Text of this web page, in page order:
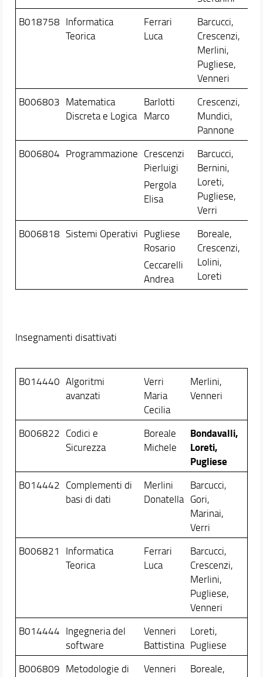
B018758 Informatica
Teorica
Ferrari
Luca
Barcucci,
Crescenzi,
Merlini,
Pugliese,
Venneri
B006803 Matematica
Discreta e Logica
Barlotti
Marco
Crescenzi,
Mundici,
Pannone
B006804 Programmazione Crescenzi
Pierluigi
Pergola
Elisa
Barcucci,
Bernini,
Loreti,
Pugliese,
Verri
B006818 Sistemi Operativi Pugliese
Rosario
Ceccarelli
Andrea
Boreale,
Crescenzi,
Lolini,
Loreti
Insegnamenti disattivati
B014440 Algoritmi
avanzati
Verri
Maria
Cecilia
Merlini,
Venneri
B006822 Codici e
Sicurezza
Boreale
Michele
Bondavalli,
Loreti,
Pugliese
B014442 Complementi di
basi di dati
Merlini
Donatella
Barcucci,
Gori,
Marinai,
Verri
B006821
Informatica
Teorica
Ferrari
Luca
Barcucci,
Crescenzi,
Merlini,
Pugliese,
Venneri
B014444 Ingegneria del
software
Venneri
Battistina
Loreti,
Pugliese
B006809 Metodologie di
Venneri
Boreale,